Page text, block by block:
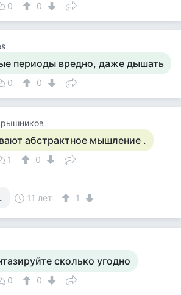
0 0
периоды вредно, даже дышать
0 0
абстрактное мышление .
1
0
11 лет 1
сколько угодно
0 0